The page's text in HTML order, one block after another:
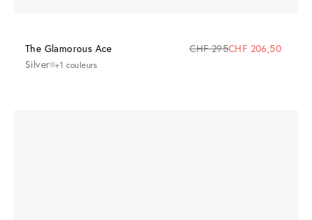
The Glamorous Ace CHF 295CHF 206,50
Silver +1 couleurs